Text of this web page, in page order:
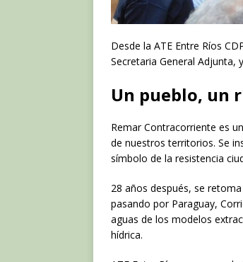
Desde la ATE Entre Ríos
Secretaria General Adjunta,
Un pueblo, un
Remar Contracorriente es
de nuestros territorios. Se
símbolo de la resistencia
28 años después, se
pasando por Paraguay,
aguas de los modelos
hídrica.